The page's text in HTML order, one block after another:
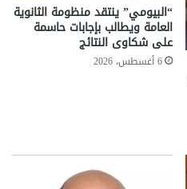
“البيومي” ينتقد منظومة الثانوية
العامة ويطالب بإجابات حاسمة
على شكاوى النتائج
6 أغسطس، 2026